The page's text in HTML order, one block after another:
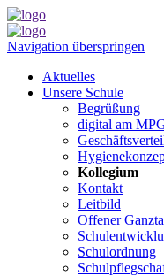
Navigation überspringen
Aktuelles
Unsere Schule
Begrüßung
digital am
Kollegium
Kontakt
Leitbild
Offener
Schulordnung